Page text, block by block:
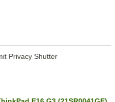
Privacy Shutter